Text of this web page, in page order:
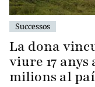
Successos
La dona
viure 17
milions al